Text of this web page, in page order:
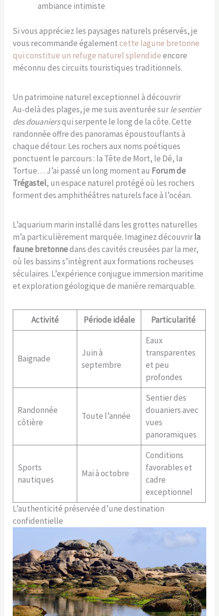
ambiance intimiste
Si vous appréciez les paysages naturels préservés, je
vous recommande égalementcette lagune bretonne
qui constitue un refuge naturel splendideencore
méconnu des circuits touristiques traditionnels.
Un patrimoine naturel exceptionnel à découvrir
Au-delà des plages, je me suis aventurée surle sentier
des douaniersqui serpente le long de la côte. Cette
randonnée offre des panoramas époustouflants à
chaque détour. Les rochers aux noms poétiques
ponctuent le parcours : la Tête de Mort, le Dé, la
Tortue… J’ai passé un long moment au Forum de
Trégastel, un espace naturel protégé où les rochers
forment des amphithéâtres naturels face à l’océan.
L’aquarium marin installé dans les grottes naturelles
m’a particulièrement marquée. Imaginez découvrirla
faune bretonnedans des cavités creusées par la mer,
où les bassins s’intègrent aux formations rocheuses
séculaires. L’expérience conjugue immersion maritime
et exploration géologique de manière remarquable.
Activité Période idéale Particularité
Baignade
Juin à
septembre
Eaux
transparentes
et peu
profondes
Randonnée
côtière
Toute l’année
Sentier des
douaniers avec
vues
panoramiques
Sports
nautiques
Mai à octobre
Conditions
favorables et
cadre
exceptionnel
L’authenticité préservée d’une destination
confidentielle